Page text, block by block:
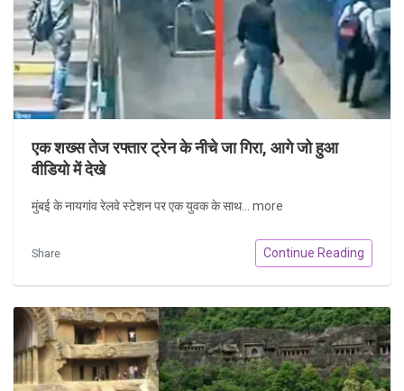
एक शख्स तेज रफ्तार ट्रेन के नीचे जा गिरा, आगे जो हुआ
वीडियो में देखे
मुंबई के नायगांव रेलवे स्टेशन पर एक युवक के साथ... more
Share Continue Reading